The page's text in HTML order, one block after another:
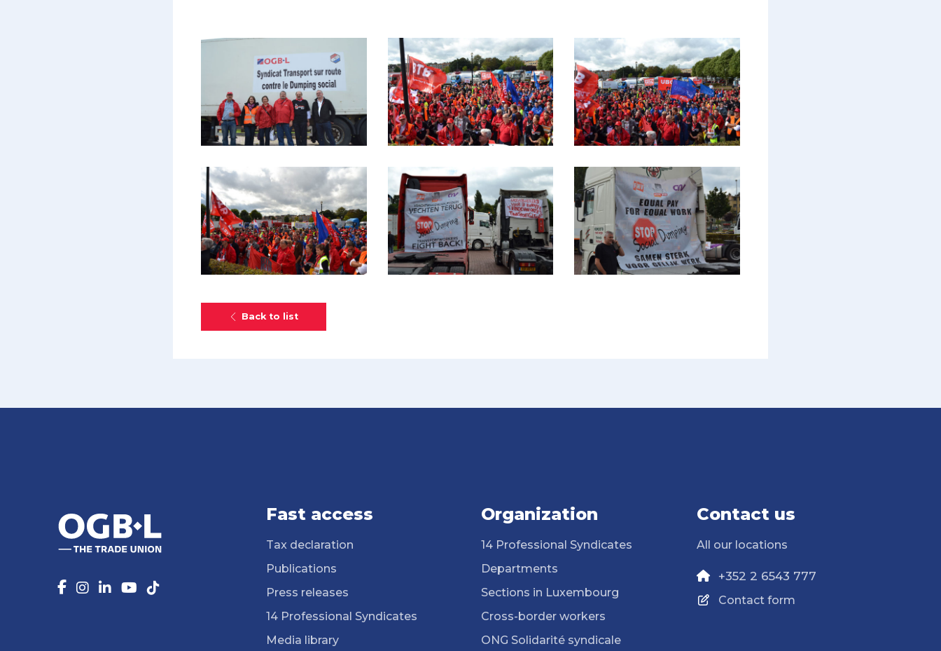
Back to list
Fast access
Tax declaration
Publications
Press releases
14 Professional Syndicates
Media library
Organization
14 Professional Syndicates
Departments
Sections in Luxembourg
Cross-border workers
ONG Solidarité syndicale
Contact us
All our locations
+352 2 6543 777
Contact form